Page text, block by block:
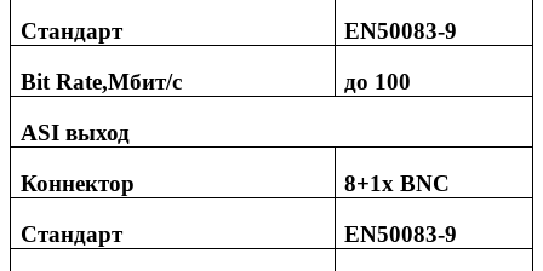
Стандарт
EN50083-9
Bit Rate,Мбит/с
до 100
ASI выход
Коннектор
8+1x BNC
Стандарт
EN50083-9